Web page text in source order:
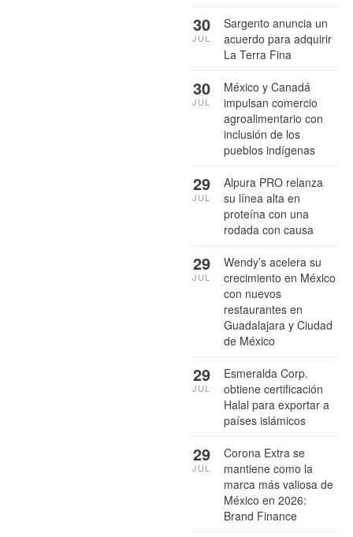
Sargento anuncia un
acuerdo para adquirir
La Terra Fina
30
JUL
México y Canadá
impulsan comercio
agroalimentario con
inclusión de los
pueblos indígenas
30
JUL
Alpura PRO relanza
su línea alta en
proteína con una
rodada con causa
29
JUL
Wendy’s acelera su
crecimiento en México
con nuevos
restaurantes en
Guadalajara y Ciudad
de México
29
JUL
Esmeralda Corp.
obtiene certificación
Halal para exportar a
países islámicos
29
JUL
Corona Extra se
mantiene como la
marca más valiosa de
México en 2026:
Brand Finance
29
JUL